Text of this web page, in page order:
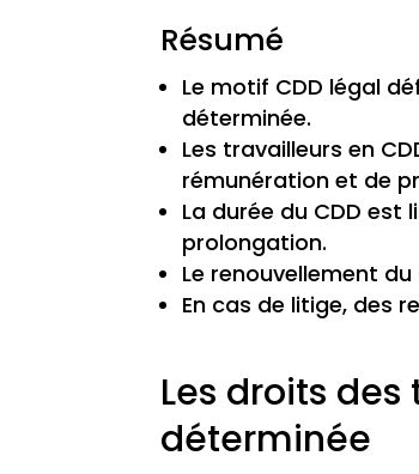
Résumé
Le motif CDD légal
déterminée.
Les travailleurs en
rémunération et de
La durée du CDD
prolongation.
Le renouvellement
En cas de litige, des
Les droits
déterminée